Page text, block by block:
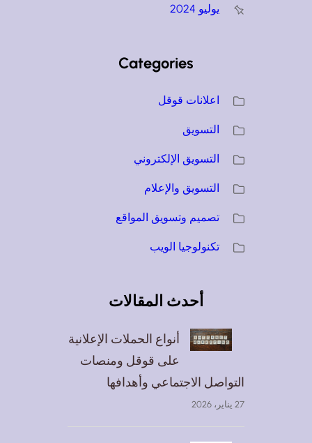
يوليو 2024
Categories
اعلانات قوقل
التسويق
التسويق الإلكتروني
التسويق والإعلام
تصميم وتسويق المواقع
تكنولوجيا الويب
أحدث المقالات
أنواع الحملات الإعلانية
على قوقل ومنصات
التواصل الاجتماعي وأهدافها